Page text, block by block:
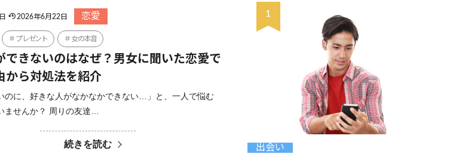
2026年6月22日 恋愛
プレゼント 女の本音
できないのはなぜ？男女に聞いた恋愛で
から対処法を紹介
のに、好きな人がなかなかできない…」と、一人で悩む
ませんか？ 周りの友達…
続きを読む
出会い